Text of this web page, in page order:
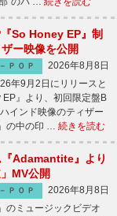
So Honey EP』制
ー映像を公開
ＰＯＰ
2026年8月8日
年9月2日にリリースと
』より、初回限定盤B
インド映像のティザー
の中の印 … 続きを読む
Adamantite』より
MV公開
ＰＯＰ
2026年8月8日
のミュージックビデオ